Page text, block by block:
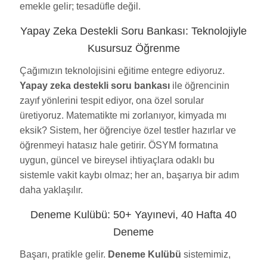
emekle gelir; tesadüfle değil.
Yapay Zeka Destekli Soru Bankası: Teknolojiyle
Kusursuz Öğrenme
Çağımızın teknolojisini eğitime entegre ediyoruz.
Yapay zeka destekli soru bankasıile öğrencinin
zayıf yönlerini tespit ediyor, ona özel sorular
üretiyoruz. Matematikte mi zorlanıyor, kimyada mı
eksik? Sistem, her öğrenciye özel testler hazırlar ve
öğrenmeyi hatasız hale getirir. ÖSYM formatına
uygun, güncel ve bireysel ihtiyaçlara odaklı bu
sistemle vakit kaybı olmaz; her an, başarıya bir adım
daha yaklaşılır.
Deneme Kulübü: 50+ Yayınevi, 40 Hafta 40
Deneme
Başarı, pratikle gelir. Deneme Kulübü sistemimiz,